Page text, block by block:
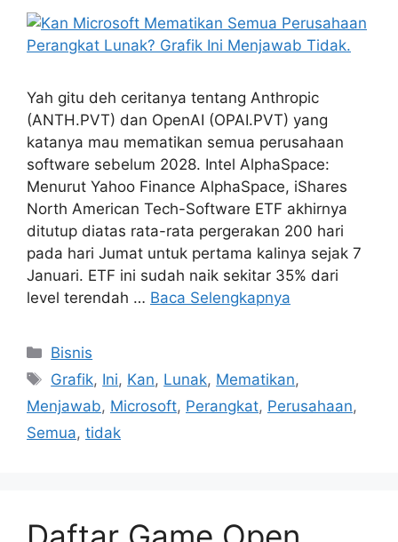
Yah gitu deh ceritanya tentang Anthropic
(ANTH.PVT) dan OpenAI (OPAI.PVT) yang
katanya mau mematikan semua perusahaan
software sebelum 2028. Intel AlphaSpace:
Menurut Yahoo Finance AlphaSpace, iShares
North American Tech-Software ETF akhirnya
ditutup diatas rata-rata pergerakan 200 hari
pada hari Jumat untuk pertama kalinya sejak 7
Januari. ETF ini sudah naik sekitar 35% dari
level terendah … Baca Selengkapnya
Kategori
Bisnis
Tag
Grafik, Ini, Kan, Lunak, Mematikan,
Menjawab, Microsoft, Perangkat, Perusahaan,
Semua, tidak